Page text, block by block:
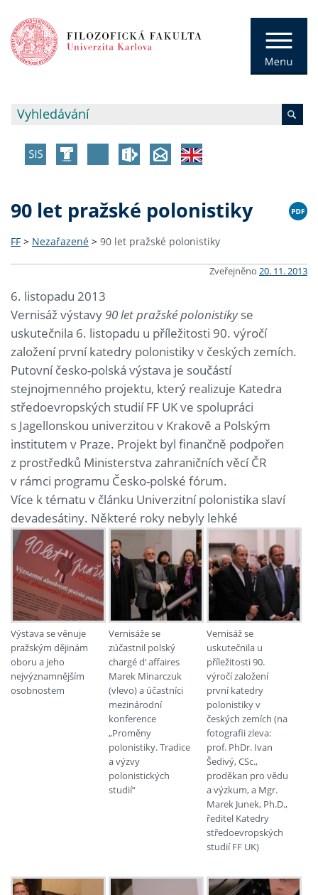
90 let pražské polonistiky
FF > Nezařazené > 90 let pražské polonistiky
Zveřejněno 20. 11. 2013
6. listopadu 2013
Vernisáž výstavy90 let pražské polonistikyse
uskutečnila 6. listopadu u příležitosti 90. výročí
založení první katedry polonistiky v českých zemích.
Putovní česko-polská výstava je součástí
stejnojmenného projektu, který realizuje Katedra
středoevropských studií FF UK ve spolupráci
s Jagellonskou univerzitou v Krakově a Polským
institutem v Praze. Projekt byl finančně podpořen
z prostředků Ministerstva zahraničních věcí ČR
v rámci programu Česko-polské fórum.
Více k tématu v článku Univerzitní polonistika slaví
devadesátiny. Některé roky nebyly lehké
Výstava se věnuje
pražským dějinám
oboru a jeho
nejvýznamnějším
osobnostem
Vernisáže se
zúčastnil polský
chargé d‘ affaires
Marek Minarczuk
(vlevo) a účastníci
mezinárodní
konference
„Proměny
polonistiky. Tradice
a výzvy
polonistických
studií“
Vernisáž se
uskutečnila u
příležitosti 90.
výročí založení
první katedry
polonistiky v
českých zemích (na
fotografii zleva:
prof. PhDr. Ivan
Šedivý, CSc.,
proděkan pro vědu
a výzkum, a Mgr.
Marek Junek, Ph.D.,
ředitel Katedry
středoevropských
studií FF UK)